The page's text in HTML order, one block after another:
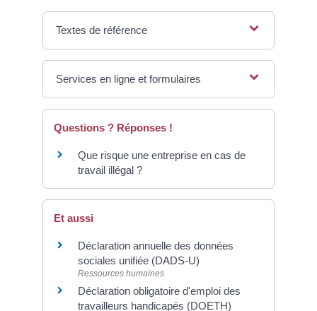
Textes de référence
Services en ligne et formulaires
Questions ? Réponses !
Que risque une entreprise en cas de
travail illégal ?
Et aussi
Déclaration annuelle des données
sociales unifiée (DADS-U)
Ressources humaines
Déclaration obligatoire d'emploi des
travailleurs handicapés (DOETH)